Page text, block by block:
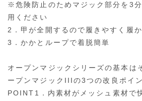
※危険防止のためマジック部分を3
用ください
2．甲が全開するので履きやすく履
3．かかとループで着脱簡単
オープンマジックシリーズの基本は
ープンマジックIIIの3つの改良ポイン
POINT1．内素材がメッシュ素材で